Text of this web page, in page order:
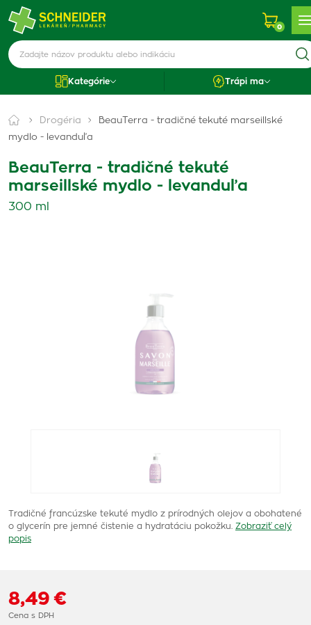
0
Kategórie Trápi ma
Drogéria
BeauTerra - tradičné tekuté marseillské
mydlo - levanduľa
BeauTerra - tradičné tekuté
marseillské mydlo - levanduľa
300 ml
Tradičné francúzske tekuté mydlo z prírodných olejov a obohatené
o glycerín pre jemné čistenie a hydratáciu pokožku. Zobraziť celý
popis
8,49 €
Cena s DPH